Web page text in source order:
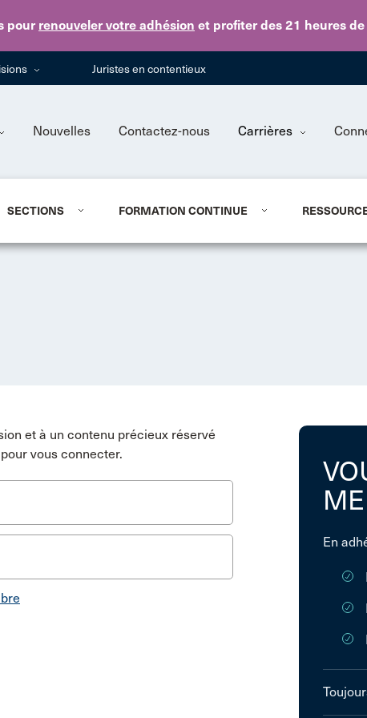
pour renouveler votre adhésion et profiter des 21 heures
Skip to main content
Juristes en contentieux
Nouvelles Contactez-nous Carrières
SECTIONS FORMATION CONTINUE
et à un contenu précieux réservé
vous connecter.
En